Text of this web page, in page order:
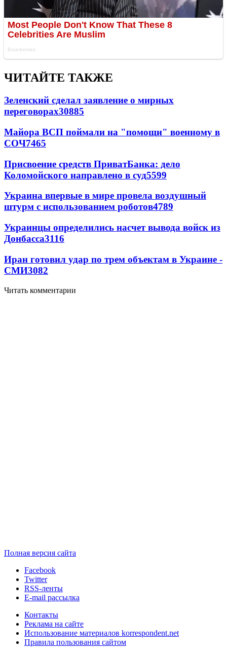
ЧИТАЙТЕ ТАКЖЕ
Зеленский сделал заявление о мирных
переговорах30885
Майора ВСП поймали на "помощи" военному в
СОЧ7465
Присвоение средств ПриватБанка: дело
Коломойского направлено в суд5599
Украина впервые в мире провела воздушный
штурм с использованием роботов4789
Украинцы определились насчет вывода войск из
Донбасса3116
Иран готовил удар по трем объектам в Украине -
СМИ3082
Читать комментарии
Полная версия сайта
Facebook
Twitter
RSS-ленты
E-mail рассылка
Контакты
Реклама на сайте
Использование материалов korrespondent.net
Правила пользования сайтом